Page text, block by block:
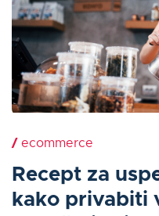
/ ecommerce
Recept za
kako privabiti